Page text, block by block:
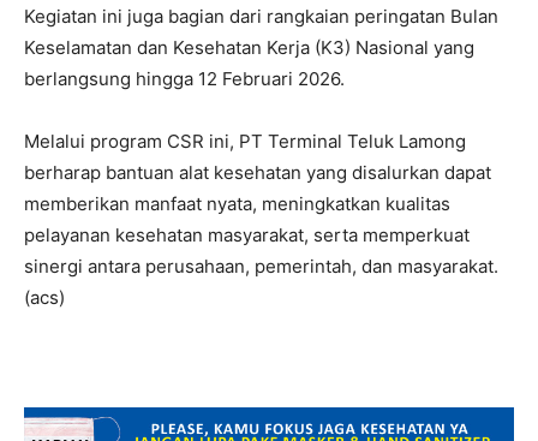
Kegiatan ini juga bagian dari rangkaian peringatan Bulan
Keselamatan dan Kesehatan Kerja (K3) Nasional yang
berlangsung hingga 12 Februari 2026.
Melalui program CSR ini, PT Terminal Teluk Lamong
berharap bantuan alat kesehatan yang disalurkan dapat
memberikan manfaat nyata, meningkatkan kualitas
pelayanan kesehatan masyarakat, serta memperkuat
sinergi antara perusahaan, pemerintah, dan masyarakat.
(acs)